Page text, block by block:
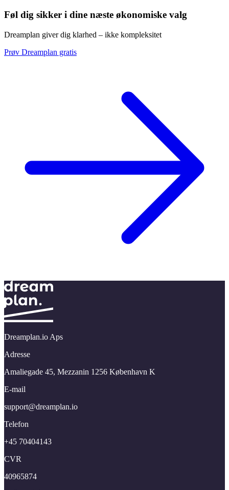
Føl dig sikker i dine næste økonomiske valg
Dreamplan giver dig klarhed – ikke kompleksitet
Prøv Dreamplan gratis
Dreamplan.io Aps
Adresse
Amaliegade 45,​ Mezzanin 1256 København K
E-mail
support@​dreamplan.​io
Telefon
+45 70404143
CVR
40965874